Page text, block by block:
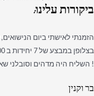
ביקורותעלינו:
הזמנתי לאישתי ביום
! השליח היה מדהים וסובלני
בר וקנין